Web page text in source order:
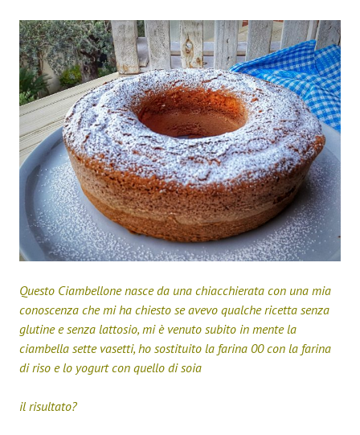
Questo Ciambellone nasce da una chiacchierata con una mia
conoscenza che mi ha chiesto se avevo qualche ricetta senza
glutine e senza lattosio, mi è venuto subito in mente la
ciambella sette vasetti, ho sostituito la farina 00 con la farina
di riso e lo yogurt con quello di soia
il risultato?